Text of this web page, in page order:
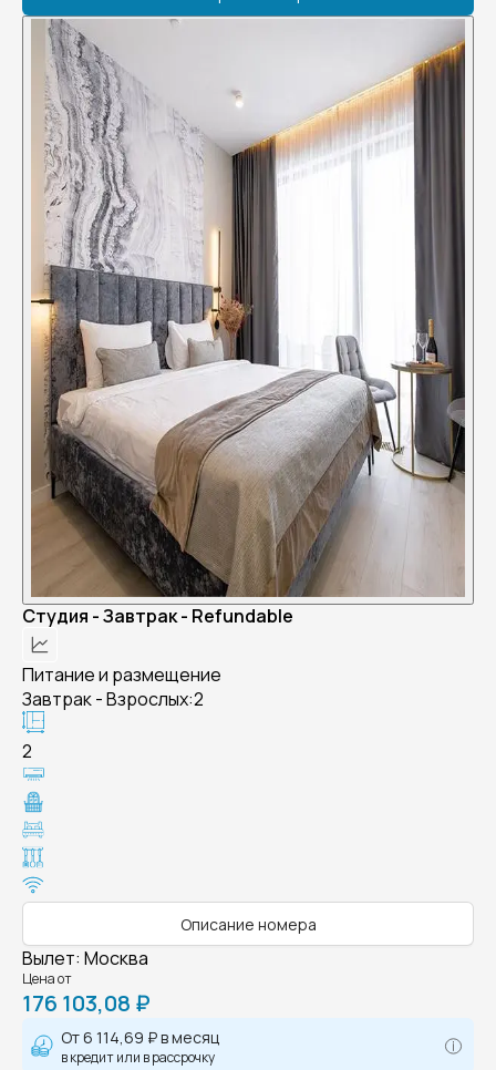
Студия - Завтрак - Refundable
Питание и размещение
Завтрак - Взрослых:2
2
Описание номера
Вылет: Москва
Цена от
176 103,08 ₽
От6 114,69 ₽в месяц
в кредит или в рассрочку